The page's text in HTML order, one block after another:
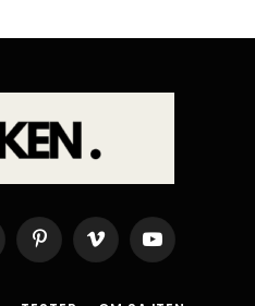
PinterestVimeo YouTube